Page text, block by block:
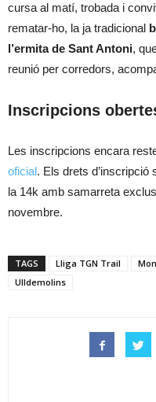
cursa al matí, trobada i
rematar-ho, la ja tradicional
l’ermita de Sant Antoni,
reunió per corredors,
Inscripcions
Les inscripcions encara
oficial. Els drets d’inscripció
la 14k amb samarreta
novembre.
TAGS Lliga TGN Trail
Ulldemolins